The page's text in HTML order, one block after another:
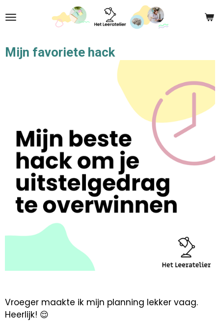
direct
de
hoofdinhoud
Mijn favoriete hack
Vroeger maakte ik mijn planning lekker vaag.
Heerlijk! 😌